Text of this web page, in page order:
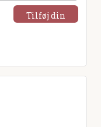
Tilføj din